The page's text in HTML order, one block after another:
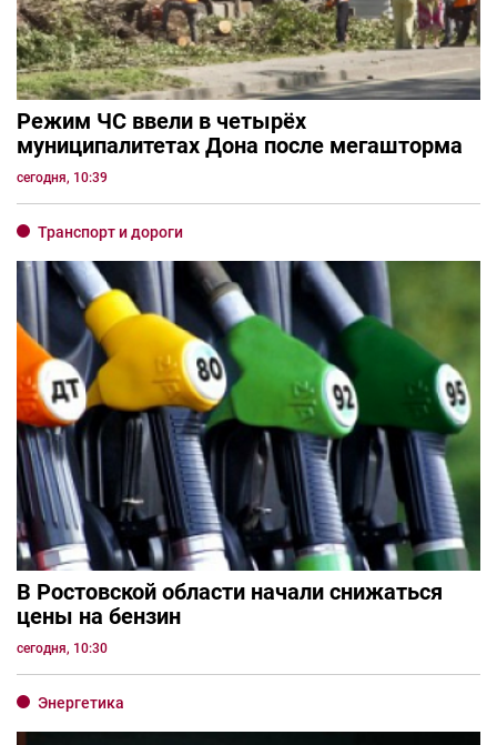
Режим ЧС ввели в четырёх
муниципалитетах Дона после мегашторма
сегодня, 10:39
Транспорт и дороги
В Ростовской области начали снижаться
цены на бензин
сегодня, 10:30
Энергетика